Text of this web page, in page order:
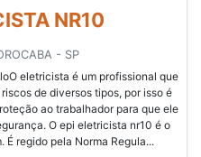
NR10
- SP
eletricista é um profissional que
de diversos tipos, por isso é
ao trabalhador para que ele
O epi eletricista nr10 é o
regido pela Norma Regula...